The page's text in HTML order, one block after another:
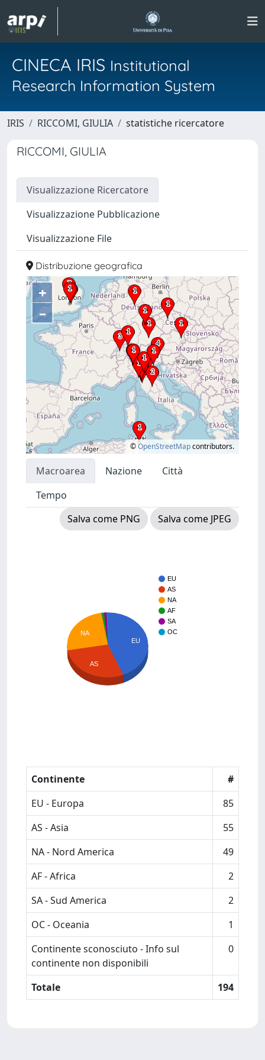
CINECA IRIS Institutional
Research Information System
IRIS RICCOMI, GIULIA statistiche ricercatore
RICCOMI, GIULIA
Visualizzazione Ricercatore
Visualizzazione Pubblicazione
Visualizzazione File
Distribuzione geografica
+
–
©OpenStreetMapcontributors.
Macroarea Nazione
Città
Tempo
Salva come PNG
Salva come JPEG
EU
AS
NA
AF
SA
OC
EU
NA
AS
Continente
#
EU - Europa
85
AS - Asia
55
NA - Nord America
49
AF - Africa
2
SA - Sud America
2
OC - Oceania
1
Continente sconosciuto - Info sul
continente non disponibili
0
Totale 194